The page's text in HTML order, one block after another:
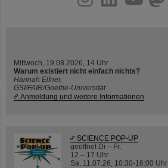
Mittwoch, 19.08.2026, 14 Uhr
Warum existiert nicht einfach nichts?
Hannah Elfner,
GSI/FAIR/Goethe-Universität
Anmeldung und weitere Informationen
SCIENCE POP-UP
geöffnet Di – Fr,
12 – 17 Uhr
Sa, 11.07.26, 10:30-16:00 Uhr